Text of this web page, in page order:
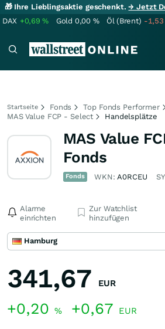
🎁 Ihre Lieblingsaktie geschenkt.→ Jetzt
DAX +0,69% Gold 0,00 % Öl (Brent) -
Startseite Fonds
Top Fonds Performer
MAS Value FCP - Select
Handelsplätze
MAS Value
Fonds
Fonds WKN:A0RCEU
Alarme
einrichten
Zur Watchlist
hinzufügen
Hamburg
341,67 EUR
+0,20 % +0,67 EUR